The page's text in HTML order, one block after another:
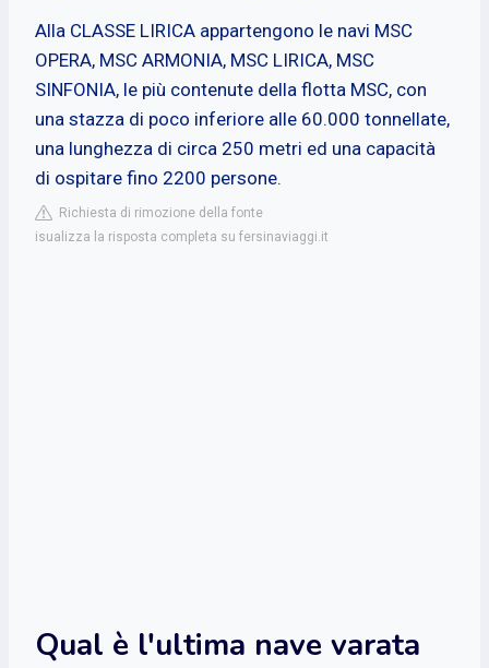
Alla CLASSE LIRICA appartengono le navi MSC
OPERA, MSC ARMONIA, MSC LIRICA, MSC
SINFONIA, le più contenute della flotta MSC, con
una stazza di poco inferiore alle 60.000 tonnellate,
una lunghezza di circa 250 metri ed una capacità
di ospitare fino 2200 persone.
Richiesta di rimozione della fonte
isualizza la risposta completa su fersinaviaggi.it
Qual è l'ultima nave varata